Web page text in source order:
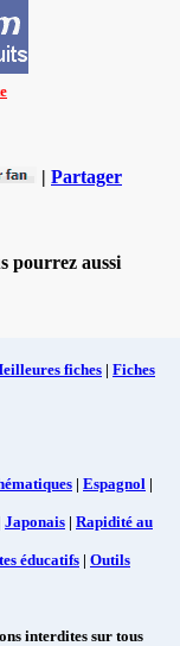
| Partager
pourrez aussi
fiches | Fiches
| Espagnol |
Japonais | Rapidité au
éducatifs | Outils
interdites sur tous